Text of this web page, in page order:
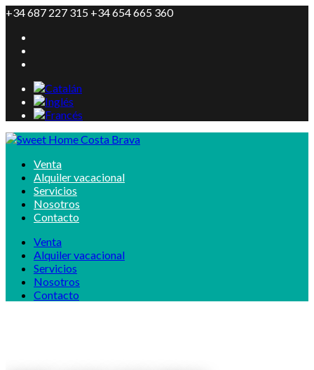
+34 687 227 315 +34 654 665 360
Venta
Alquiler vacacional
Servicios
Nosotros
Contacto
Venta
Alquiler vacacional
Servicios
Nosotros
Contacto